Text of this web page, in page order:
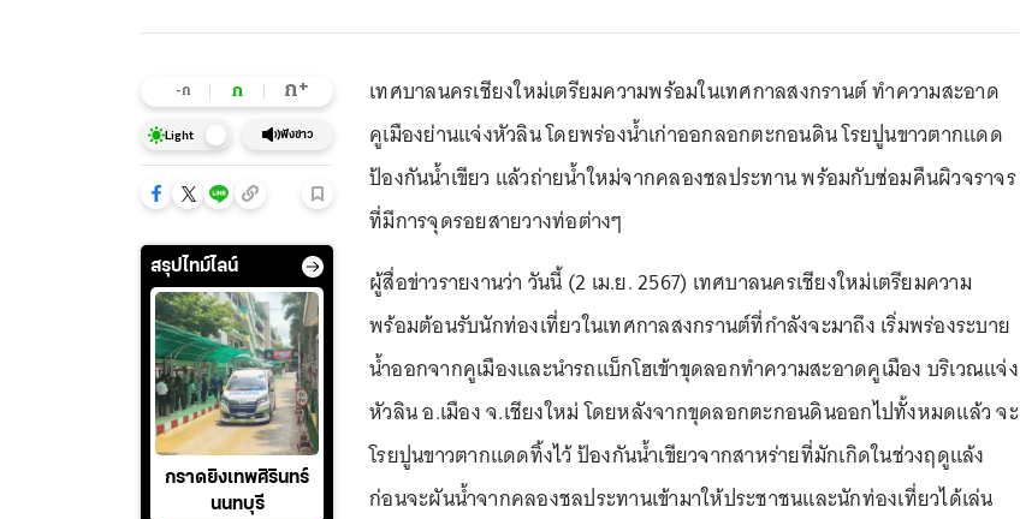
-ก ก ก+
Light ฟังข่าว
สรุปไทม์ไลน์
กราดยิงเทพศิรินทร์
นนทบุรี
เทศบาลนครเชียงใหม่เตรียมความพร้อมในเทศกาลสงกรานต์ ทำความสะอาด
คูเมืองย่านแจ่งหัวลิน โดยพร่องน้ำเก่าออกลอกตะกอนดิน โรยปูนขาวตากแดด
ป้องกันน้ำเขียว แล้วถ่ายน้ำใหม่จากคลองชลประทาน พร้อมกับซ่อมคืนผิวจราจร
ที่มีการจุดรอยสายวางท่อต่างๆ
ผู้สื่อข่าวรายงานว่า วันนี้ (2 เม.ย. 2567) เทศบาลนครเชียงใหม่เตรียมความ
พร้อมต้อนรับนักท่องเที่ยวในเทศกาลสงกรานต์ที่กำลังจะมาถึง เริ่มพร่องระบาย
น้ำออกจากคูเมืองและนำรถแบ็กโฮเข้าขุดลอกทำความสะอาดคูเมือง บริเวณแจ่ง
หัวลิน อ.เมือง จ.เชียงใหม่ โดยหลังจากขุดลอกตะกอนดินออกไปทั้งหมดแล้ว จะ
โรยปูนขาวตากแดดทิ้งไว้ ป้องกันน้ำเขียวจากสาหร่ายที่มักเกิดในช่วงฤดูแล้ง
ก่อนจะผันน้ำจากคลองชลประทานเข้ามาให้ประชาชนและนักท่องเที่ยวได้เล่น